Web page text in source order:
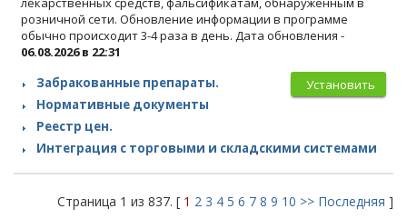
розничной сети. Обновление информации в программе
обычно происходит 3-4 раза в день. Дата обновления -
06.08.2026 в 22:31
Установить
Забракованные препараты.
Нормативные документы
Реестр цен.
Интеграция с торговыми и складскими системами
Страница 1 из 837. [ 1 2 3 4 5 6 7 8 9 10 >> Последняя ]